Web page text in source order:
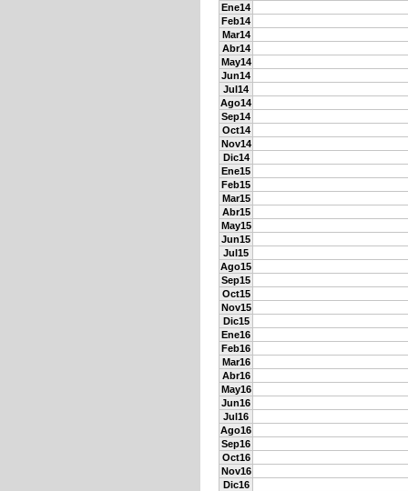
Ene14
Feb14
Mar14
Abr14
May14
Jun14
Jul14
Ago14
Sep14
Oct14
Nov14
Dic14
Ene15
Feb15
Mar15
Abr15
May15
Jun15
Jul15
Ago15
Sep15
Oct15
Nov15
Dic15
Ene16
Feb16
Mar16
Abr16
May16
Jun16
Jul16
Ago16
Sep16
Oct16
Nov16
Dic16